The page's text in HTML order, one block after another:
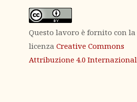
Questo lavoro è fornito con la
licenza Creative Commons
Attribuzione 4.0